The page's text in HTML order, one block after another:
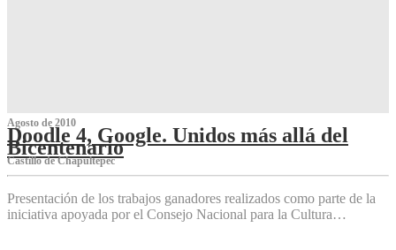
Agosto de 2010
Doodle 4, Google. Unidos más allá del
Bicentenario
Castillo de Chapultepec
Presentación de los trabajos ganadores realizados como parte de la
iniciativa apoyada por el Consejo Nacional para la Cultura…